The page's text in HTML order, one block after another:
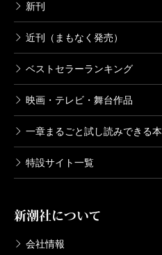
新刊
近刊（まもなく発売）
ベストセラーランキング
映画・テレビ・舞台作品
一章まるごと試し読みできる本
特設サイト一覧
新潮社について
会社情報